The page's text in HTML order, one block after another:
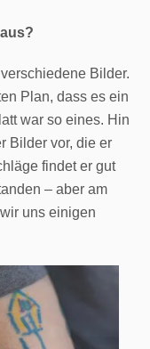
Bilder.
Plan, dass es ein
war so eines. Hin
Bilder vor, die er
findet er gut
– aber am
uns einigen